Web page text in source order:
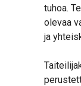
tuhoa.
olevaa
ja